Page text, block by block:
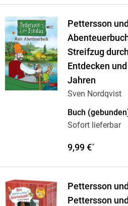
Pettersson
Streifzug
Entdecken
Jahren
Sven Nordqvist
Buch
Sofort lieferbar
9,99 €*
Pettersson
Pettersson